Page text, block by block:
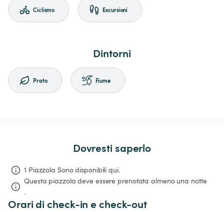
Ciclismo Escursioni
Dintorni
Prato Fiume
Dovresti saperlo
1 Piazzola Sono disponibili qui.
Questa piazzola deve essere prenotata almeno una notte
.
Orari di check-in e check-out